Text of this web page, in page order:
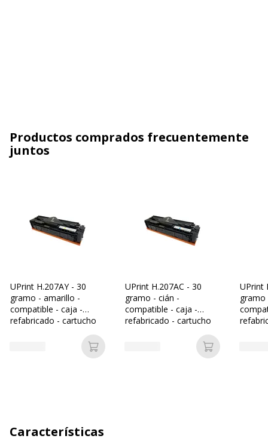
Productos comprados frecuentemente
juntos
UPrint H.207AY - 30
gramo - amarillo -
compatible - caja -
refabricado - cartucho
Añadir a la cesta
UPrint H.207AC - 30
gramo - cián -
compatible - caja -
refabricado - cartucho
Añadir a la
UPrint
gramo
Características